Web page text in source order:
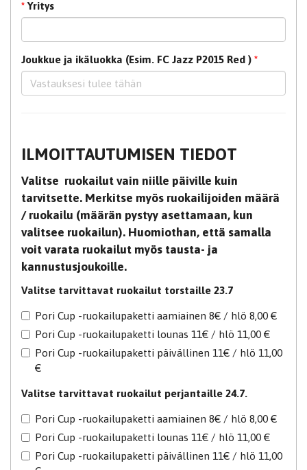
* Yritys
Joukkue ja ikäluokka (Esim. FC Jazz P2015 Red ) *
ILMOITTAUTUMISEN TIEDOT
Valitse ruokailut vain niille päiville kuin
tarvitsette. Merkitse myös ruokailijoiden määrä
/ ruokailu (määrän pystyy asettamaan, kun
valitsee ruokailun). Huomiothan, että samalla
voit varata ruokailut myös tausta- ja
kannustusjoukoille.
Valitse tarvittavat ruokailut torstaille 23.7
Pori Cup -ruokailupaketti aamiainen 8€ / hlö 8,00 €
Pori Cup -ruokailupaketti lounas 11€ / hlö 11,00 €
Pori Cup -ruokailupaketti päivällinen 11€ / hlö 11,00
€
Valitse tarvittavat ruokailut perjantaille 24.7.
Pori Cup -ruokailupaketti aamiainen 8€ / hlö 8,00 €
Pori Cup -ruokailupaketti lounas 11€ / hlö 11,00 €
Pori Cup -ruokailupaketti päivällinen 11€ / hlö 11,00